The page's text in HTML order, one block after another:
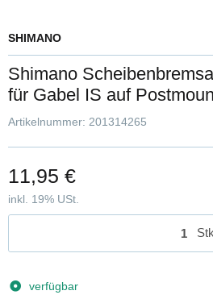
SHIMANO
Shimano
für Gabel IS auf
Artikelnummer: 201314265
11,95 €
inkl. 19% USt.
Stk
verfügbar